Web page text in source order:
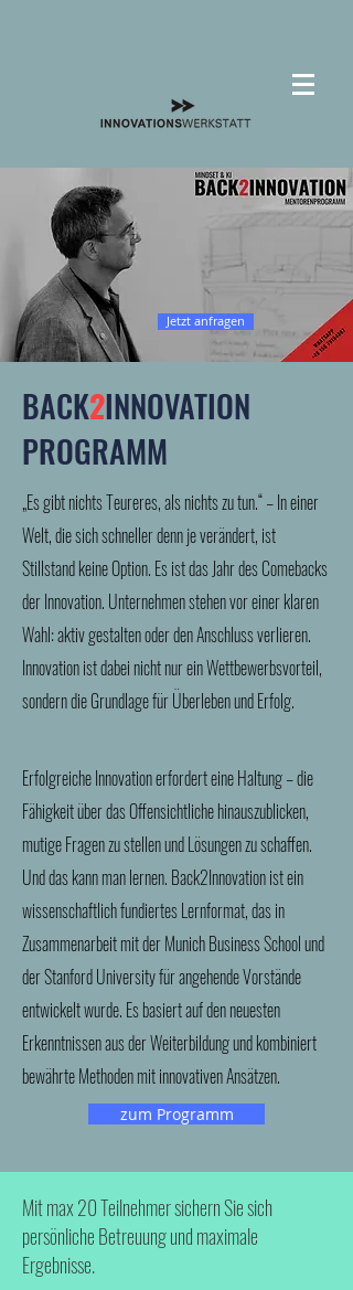
Jetzt anfragen
BACK2INNOVATION
PROGRAMM
„Es gibt nichts Teureres, als nichts zu tun.“ – In einer
Welt, die sich schneller denn je verändert, ist
Stillstand keine Option. Es ist das Jahr des Comebacks
der Innovation. Unternehmen stehen vor einer klaren
Wahl: aktiv gestalten oder den Anschluss verlieren.
Innovation ist dabei nicht nur ein Wettbewerbsvorteil,
sondern die Grundlage für Überleben und Erfolg.
Erfolgreiche Innovation erfordert eine Haltung – die
Fähigkeit über das Offensichtliche hinauszublicken,
mutige Fragen zu stellen und Lösungen zu schaffen.
Und das kann man lernen. Back2Innovation ist ein
wissenschaftlich fundiertes Lernformat, das in
Zusammenarbeit mit der Munich Business School und
der Stanford University für angehende Vorstände
entwickelt wurde. Es basiert auf den neuesten
Erkenntnissen aus der Weiterbildung und kombiniert
bewährte Methoden mit innovativen Ansätzen.
zum Programm
Mit max 20 Teilnehmer sichern Sie sich
persönliche Betreuung und maximale
Ergebnisse.